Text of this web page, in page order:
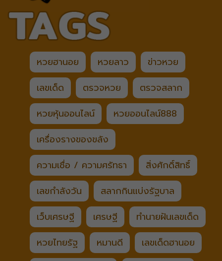
หวยฮานอย หวยลาว
ข่าวหวย
เลขเด็ด
ตรวจหวย
ตรวจสลาก
หวยหุ้นออนไลน์
หวยออนไลน์888
เครื่องรางของขลัง
ความเชื่อ / ความศรัทธา
สิ่งศักดิ์สิทธิ์
เลขกำลังวัน
สลากกินแบ่งรัฐบาล
เว็บเศรษฐี
เศรษฐี
ทำนายฝันเลขเด็ด
หวยไทยรัฐ
หมานดี
เลขเด็ดฮานอย